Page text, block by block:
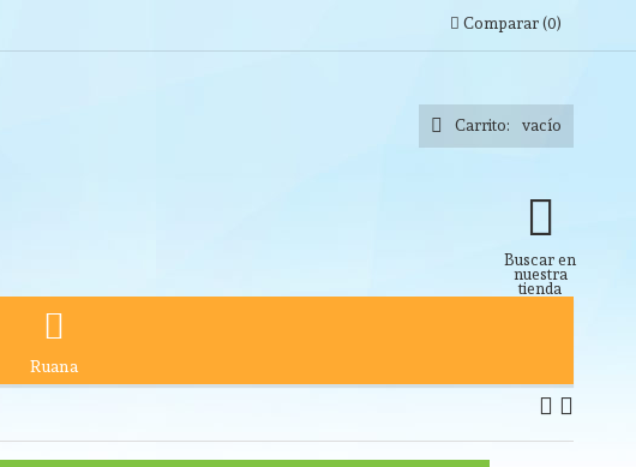
Comparar (0)
Carrito: vacío
Buscar en
nuestra
tienda
Ruana